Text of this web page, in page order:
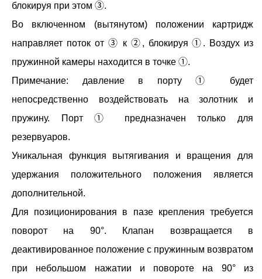
блокируя при этом ③.
Во включенном (вытянутом) положении картридж
направляет поток от ③ к ②, блокируя ①. Воздух из
пружинной камеры находится в точке ①.
Примечание: давление в порту ① будет
непосредственно воздействовать на золотник и
пружину. Порт ① предназначен только для
резервуаров.
Уникальная функция вытягивания и вращения для
удержания положительного положения является
дополнительной.
Для позиционирования в пазе крепления требуется
поворот на 90°. Клапан возвращается в
деактивированное положение с пружинным возвратом
при небольшом нажатии и повороте на 90° из